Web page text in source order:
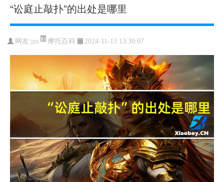
“讼庭止敲扑”的出处是哪里
网友:jzs 摩托百科 2024-11-13 13:30:07